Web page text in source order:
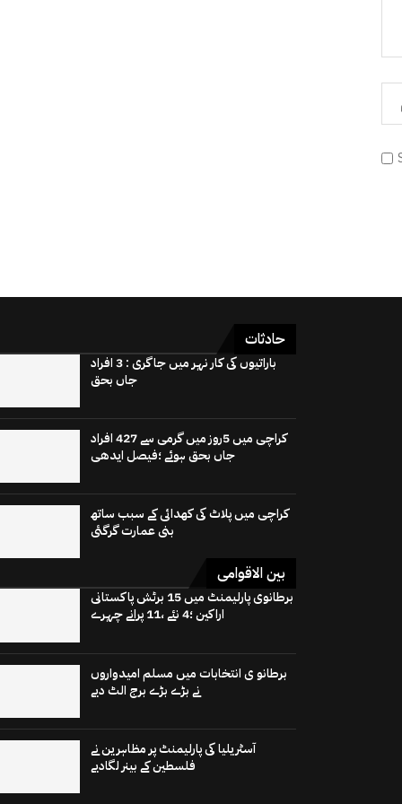
حادثات
باراتیوں کی کار نہر میں جاگری : 3 افراد
جاں بحق
کراچی میں 5روز میں گرمی سے 427 افراد
جاں بحق ہوئے ؛فیصل ایدھی
کراچی میں پلاٹ کی کھدائی کے سبب ساتھ
بنی عمارت گرگئی
بین الاقوامی
برطانوی پارلیمنٹ میں 15 برٹش پاکستانی
اراکین ؛4 نئے ،11 پرانے چہرے
برطانو ی انتخابات میں مسلم امیدواروں
نے بڑے بڑے برج الٹ دیے
آسٹریلیا کی پارلیمنٹ پر مظاہرین نے
فلسطین کے بینر لگادیے